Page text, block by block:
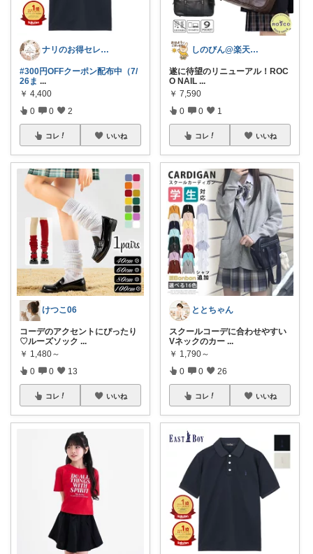
ナリのお得セレクト
#300円OFFクーポン配布中（7/
26ま ...
￥ 4,400
0 0 2
コレ いいね
けつこ06
コーデのアクセントにぴったり
♡ルーズソック ...
￥ 1,480～
0 0 13
コレ いいね
しのびん@楽天Room
遂に待望のリニューアル！ROC
O NAIL ...
￥ 7,590
0 0 1
コレ いいね
ととちゃん
スクールコーデに合わせやすい
Vネックのカー ...
￥ 1,790～
0 0 26
コレ いいね